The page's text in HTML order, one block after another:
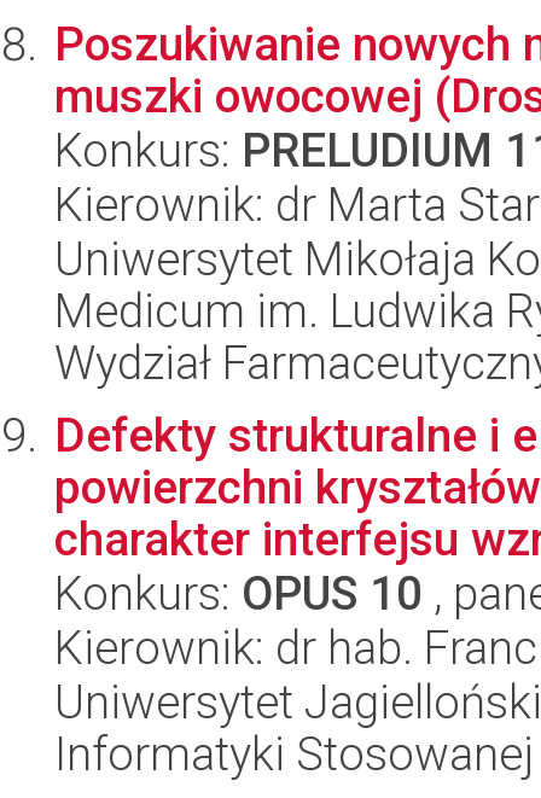
Poszukiwanie nowych
muszki owocowej
Konkurs: PRELUDIUM
Kierownik: dr Marta
Uniwersytet Mikołaja
Medicum im. Ludwika
Wydział
Defekty strukturalne i
powierzchni
charakter interfejsu
Konkurs: OPUS 10 ,
Kierownik: dr hab.
Uniwersytet
Informatyki Stosowanej